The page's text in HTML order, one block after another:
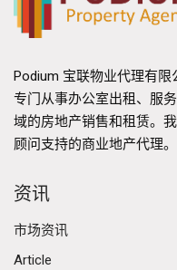
Podium 宝联物业代理有限
专门从事办公室出租、服
域的房地产销售和租赁。
顾问支持的商业地产代理。
资讯
市场资讯
Article